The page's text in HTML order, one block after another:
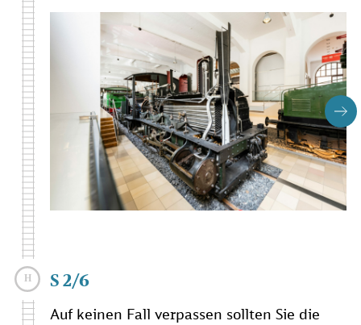
S 2/6
Auf keinen Fall verpassen sollten Sie die